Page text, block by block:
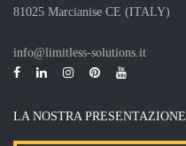
81025 Marcianise CE (ITALY)
info@limitless-solutions.it
LA NOSTRA PRESENTAZIONE